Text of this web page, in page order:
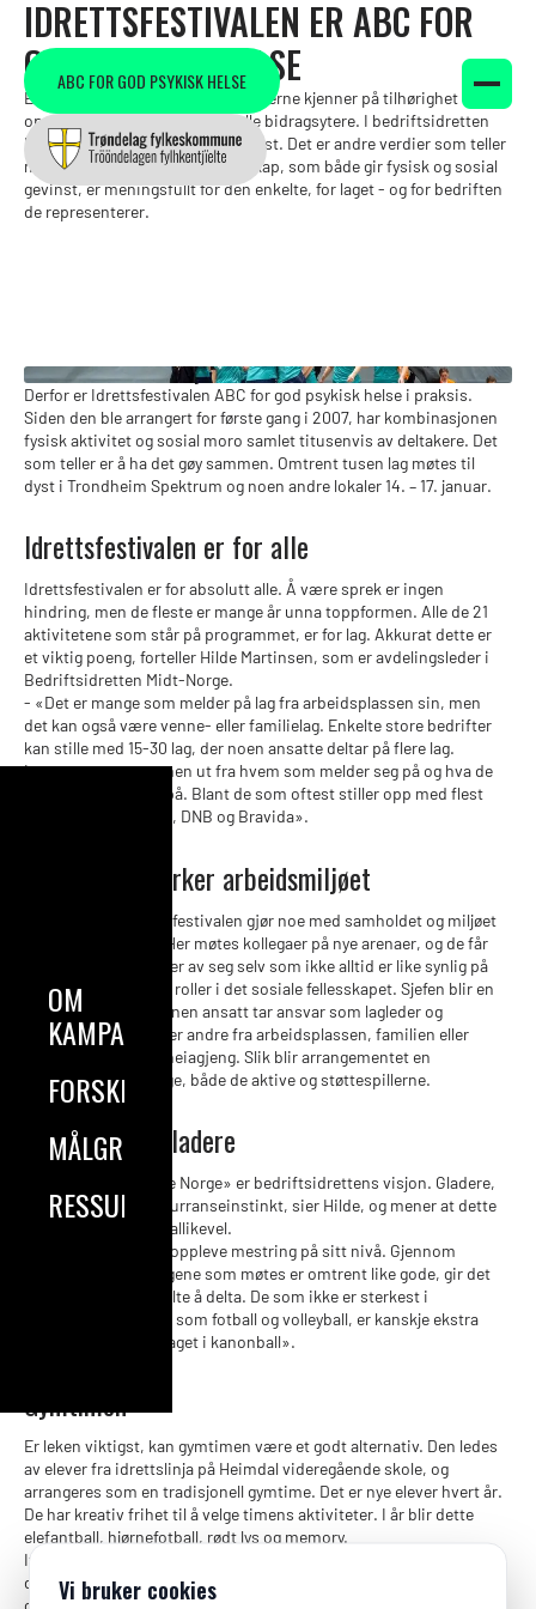
ABC FOR GOD PSYKISK HELSE
OM
KAMPANJEN
FORSKNING
MÅLGRUPPER
RESSURSER
IDRETTSFESTIVALEN ER ABC FOR
GOD PSYKISK HELSE
Et lag fungerer best når alle deltakerne kjenner på tilhørighet og
opplever at de er betydningsfulle bidragsytere. I bedriftsidretten
handler det ikke om å være flinkest. Det er andre verdier som teller
mer. Det å være aktiv i et fellesskap, som både gir fysisk og sosial
gevinst, er meningsfullt for den enkelte, for laget - og for bedriften
de representerer.
Skrevet avHans Johan Lieng
Derfor er Idrettsfestivalen ABC for god psykisk helse i praksis.
Siden den ble arrangert for første gang i 2007, har kombinasjonen
fysisk aktivitet og sosial moro samlet titusenvis av deltakere. Det
som teller er å ha det gøy sammen. Omtrent tusen lag møtes til
dyst i Trondheim Spektrum og noen andre lokaler 14. – 17. januar.
Idrettsfestivalen er for alle
Idrettsfestivalen er for absolutt alle. Å være sprek er ingen
hindring, men de fleste er mange år unna toppformen. Alle de 21
aktivitetene som står på programmet, er for lag. Akkurat dette er
et viktig poeng, forteller Hilde Martinsen, som er avdelingsleder i
Bedriftsidretten Midt-Norge.
- «Det er mange som melder på lag fra arbeidsplassen sin, men
det kan også være venne- eller familielag. Enkelte store bedrifter
kan stille med 15-30 lag, der noen ansatte deltar på flere lag.
Lagene settes sammen ut fra hvem som melder seg på og hva de
ønsker å være med på. Blant de som oftest stiller opp med flest
lag finner vi Adressa, DNB og Bravida».
Deltakelse styrker arbeidsmiljøet
Deltakelse på idrettsfestivalen gjør noe med samholdet og miljøet
på arbeidsplassen. Her møtes kollegaer på nye arenaer, og de får
sjansen til å vise sider av seg selv som ikke alltid er like synlig på
jobben. De får andre roller i det sosiale fellesskapet. Sjefen blir en
av laget, mens en annen ansatt tar ansvar som lagleder og
kaptein. I tillegg stiller andre fra arbeidsplassen, familien eller
vennegjengen som heiagjeng. Slik blir arrangementet en
begivenhet for mange, både de aktive og støttespillerne.
Sprekere og gladere
«Sprekere og gladere Norge» er bedriftsidrettens visjon. Gladere,
men også med konkurranseinstinkt, sier Hilde, og mener at dette
ikke utelukker noen allikevel.
- «Det viktigste er å oppleve mestring på sitt nivå. Gjennom
nivådeling, slik at lagene som møtes er omtrent like gode, gir det
mening for den enkelte å delta. De som ikke er sterkest i
tradisjonelle ballspill som fotball og volleyball, er kanskje ekstra
betydningsfulle for laget i kanonball».
Gymtimen
Er leken viktigst, kan gymtimen være et godt alternativ. Den ledes
av elever fra idrettslinja på Heimdal videregående skole, og
arrangeres som en tradisjonell gymtime. Det er nye elever hvert år.
De har kreativ frihet til å velge timens aktiviteter. I år blir dette
elefantball, hjørnefotball, rødt lys og memory.
Ifølge Hilde, har de et mål om å utvikle festivalen hele tiden, og
den skal vise fram bredden innenfor bedriftsidretten. Du kan
også velge bargames, som i år er shuffleboard, cornhole og yatzy.
Vi bruker cookies